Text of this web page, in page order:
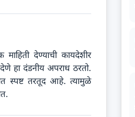
देण्याची कायदेशीर
हा दंडनीय अपराध ठरतो.
स्पष्ट तरतूद आहे. त्यामुळे